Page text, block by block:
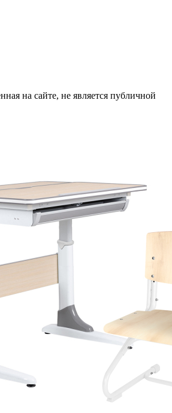
на сайте, не является публичной